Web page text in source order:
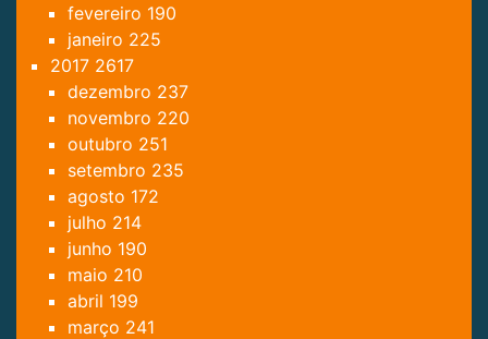
fevereiro 190
janeiro 225
2017 2617
dezembro 237
novembro 220
outubro 251
setembro 235
agosto 172
julho 214
junho 190
maio 210
abril 199
março 241